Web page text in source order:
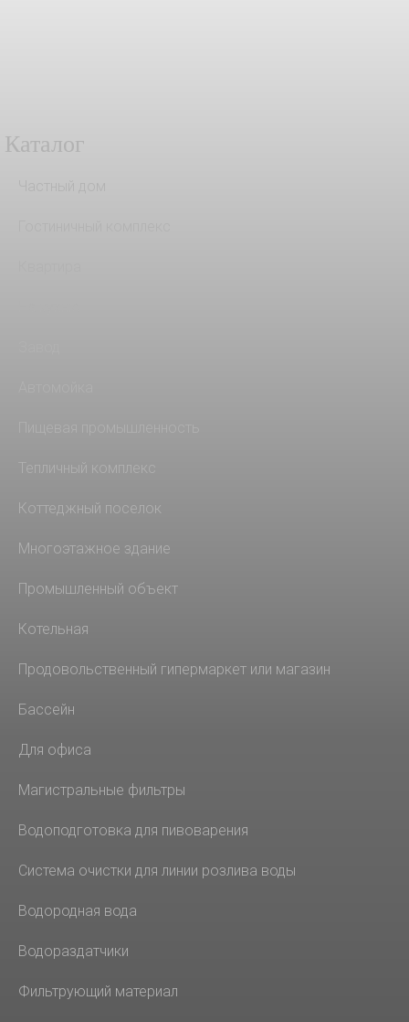
Каталог
Тепличный комплекс
Коттеджный поселок
Многоэтажное здание
Промышленный объект
Котельная
Продовольственный гипермаркет или магазин
Бассейн
Для офиса
Магистральные фильтры
Водоподготовка для пивоварения
Система очистки для линии розлива воды
Водородная вода
Водораздатчики
Фильтрующий материал